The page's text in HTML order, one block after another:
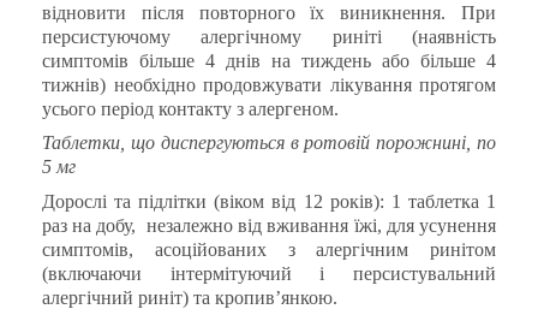
відновити після повторного їх виникнення. При
персистуючому алергічному риніті (наявність
симптомів більше 4 днів на тиждень або більше 4
тижнів) необхідно продовжувати лікування протягом
усього період контакту з алергеном.
Таблетки, що диспергуються в ротовій порожнині, по
5 мг
Дорослі та підлітки (віком від 12 років): 1 таблетка 1
раз на добу, незалежно від вживання їжі, для усунення
симптомів, асоційованих з алергічним ринітом
(включаючи інтермітуючий і персистувальний
алергічний риніт) та кропив’янкою.